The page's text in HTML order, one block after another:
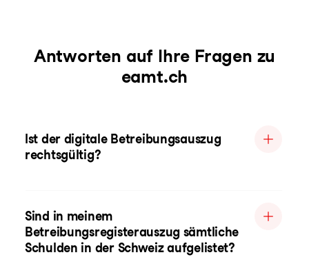
Antworten auf Ihre Fragen zu
eamt.ch
Ist der digitale Betreibungsauszug
rechtsgültig?
Sind in meinem
Betreibungsregisterauszug sämtliche
Schulden in der Schweiz aufgelistet?